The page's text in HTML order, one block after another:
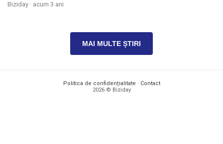
Biziday · acum 3 ani
MAI MULTE ȘTIRI
Politica de confidențialitate · Contact
2026 © Biziday